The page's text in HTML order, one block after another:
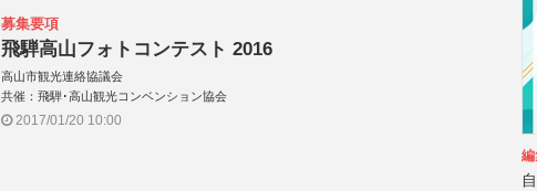
募集要項
飛騨高山フォトコンテスト 2016
高山市観光連絡協議会
共催：飛騨･高山観光コンベンション協会
2017/01/20 10:00
編